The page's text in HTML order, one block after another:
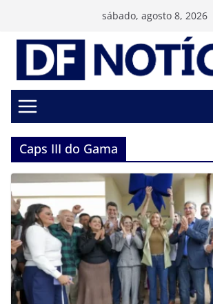
conteúdo
sábado, agosto 8, 2026
Caps III do Gama